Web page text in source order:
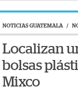
NOTICIAS GUATEMALA /
Localizan
bolsas
Mixco